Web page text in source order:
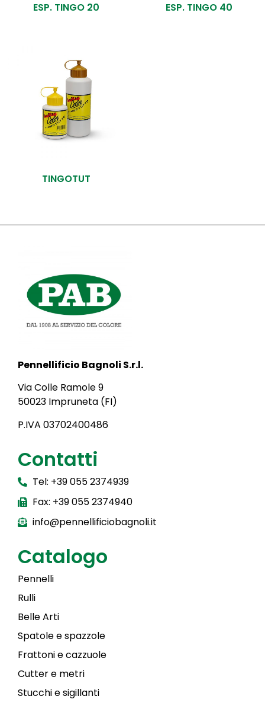
ESP. TINGO 20 ESP. TINGO 40
TINGOTUT
Pennellificio Bagnoli S.r.l.
Via Colle Ramole 9
50023 Impruneta (FI)
P.IVA 03702400486
Contatti
Tel: +39 055 2374939
Fax: +39 055 2374940
info@pennellificiobagnoli.it
Catalogo
Pennelli
Rulli
Belle Arti
Spatole e spazzole
Frattoni e cazzuole
Cutter e metri
Stucchi e sigillanti